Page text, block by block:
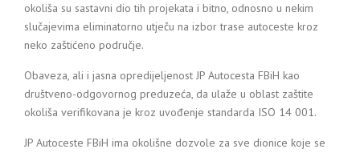
okoliša su sastavni dio tih projekata i bitno, odnosno u nekim
slučajevima eliminatorno utječu na izbor trase autoceste kroz
neko zaštićeno područje.
Obaveza, ali i jasna opredijeljenost JP Autocesta FBiH kao
društveno-odgovornog preduzeća, da ulaže u oblast zaštite
okoliša verifikovana je kroz uvođenje standarda ISO 14 001.
JP Autoceste FBiH ima okolišne dozvole za sve dionice koje se